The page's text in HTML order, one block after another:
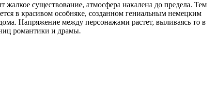
жалкое существование, атмосфера накалена до предела. Тем
в красивом особняке, созданном гениальным немецким
Напряжение между персонажами растет, выливаясь то в
романтики и драмы.